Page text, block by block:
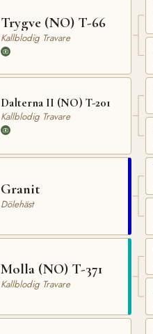
Trygve (NO) T-66
Kallblodig Travare
Dalterna II (NO) T-201
Kallblodig Travare
Granit
Dölehäst
Molla (NO) T-371
Kallblodig Travare